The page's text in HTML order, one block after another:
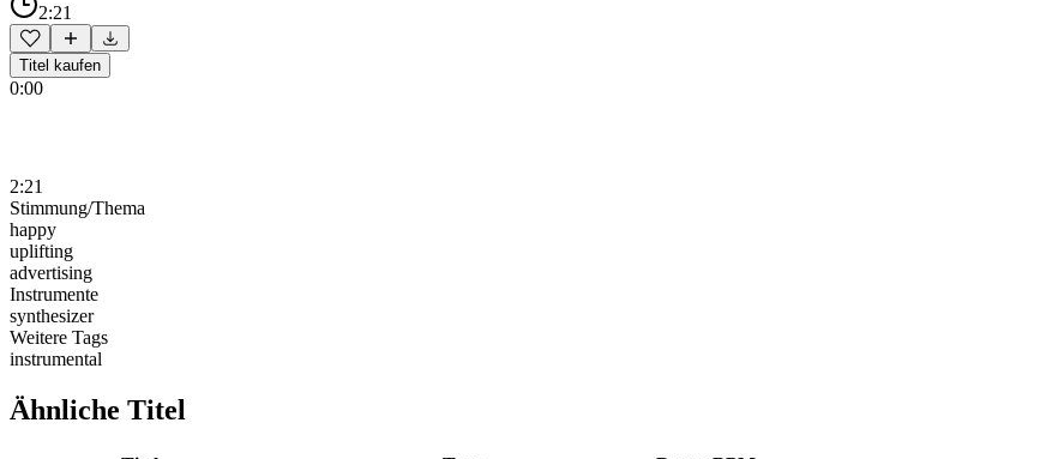
2:21
Titel kaufen
0:00
2:21
Stimmung/Thema
happy
uplifting
advertising
Instrumente
synthesizer
Weitere Tags
instrumental
Ähnliche Titel